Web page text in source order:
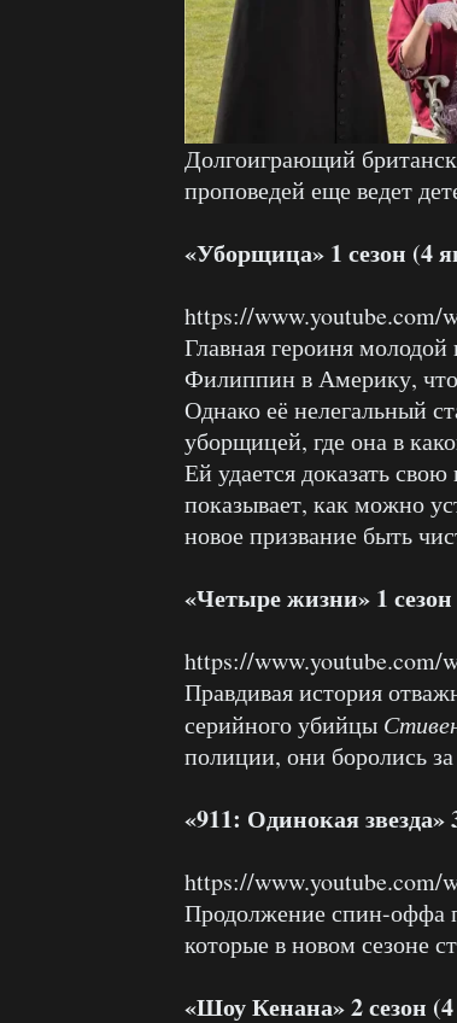
Долгоиграющий
проповедей еще ведет
«Уборщица» 1 сезон (4
https://
Главная героиня
Филиппин в Америку,
Однако её нелегальный
уборщицей, где она в
Ей удается доказать
показывает, как можно
новое призвание быть
«Четыре жизни» 1
https://
Правдивая история
серийного убийцы
полиции, они боролись
«911: Одинокая звезда»
https://www.youtube.com/
Продолжение спин-оффа
которые в новом сезоне
«Шоу Кенана» 2 сезон